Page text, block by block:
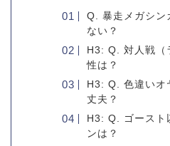
Q. 暴走メガシン
ない？
H3: Q. 対人戦（
性は？
H3: Q. 色違いオ
丈夫？
H3: Q. ゴースト
ンは？